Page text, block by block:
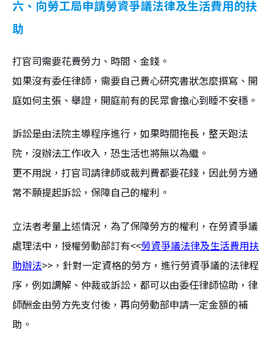
六、向勞工局申請勞資爭議法律及生活費用的扶
助
打官司需要花費勞力、時間、金錢。
如果沒有委任律師，需要自己費心研究書狀怎麼撰寫、開
庭如何主張、舉證，開庭前有的民眾會擔心到睡不安穩。
訴訟是由法院主導程序進行，如果時間拖長，整天跑法
院，沒辦法工作收入，恐生活也將無以為繼。
更不用說，打官司請律師或裁判費都要花錢，因此勞方通
常不願提起訴訟，保障自己的權利。
立法者考量上述情況，為了保障勞方的權利，在勞資爭議
處理法中，授權勞動部訂有<<勞資爭議法律及生活費用扶
助辦法>>，針對一定資格的勞方，進行勞資爭議的法律程
序，例如調解、仲裁或訴訟，都可以由委任律師協助，律
師酬金由勞方先支付後，再向勞動部申請一定金額的補
助。